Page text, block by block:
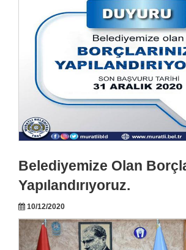
Belediyemize Olan
Yapılandırıyoruz.
10/12/2020